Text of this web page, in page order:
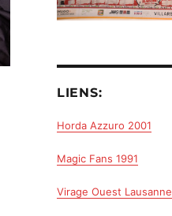
LIENS:
Horda Azzuro 2001
Magic Fans 1991
Virage Ouest Lausanne